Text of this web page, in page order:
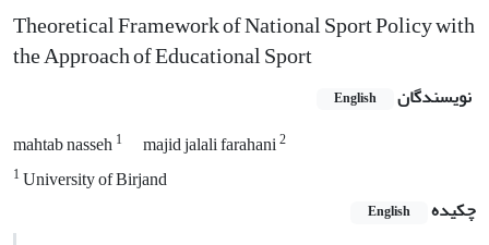
Theoretical Framework of National Sport Policy with
the Approach of Educational Sport
نویسندگان English
mahtab nasseh1 majid jalali farahani2
1University of Birjand
چکیده
English